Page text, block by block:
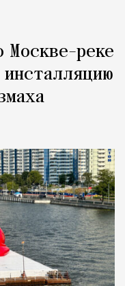
Москве-реке